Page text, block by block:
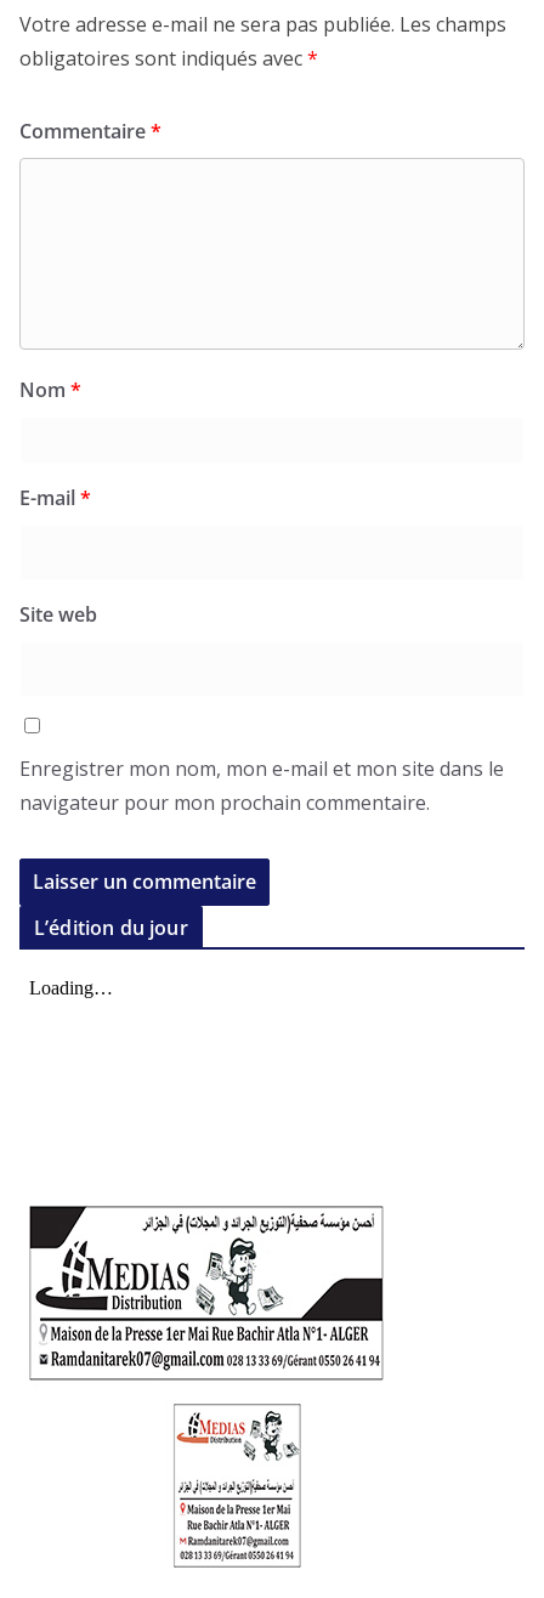
Votre adresse e-mail ne sera pas publiée. Les champs
obligatoires sont indiqués avec*
Commentaire*
Nom *
E-mail*
Site web
Enregistrer mon nom, mon e-mail et mon site dans le
navigateur pour mon prochain commentaire.
L’édition du jour